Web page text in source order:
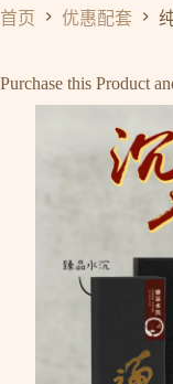
首页 优惠配套
Purchase this Product